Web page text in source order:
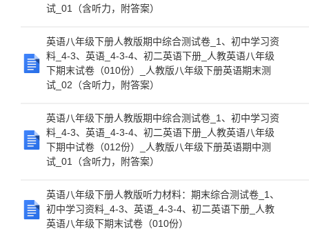
试_01（含听力，附答案）
英语八年级下册人教版期中综合测试卷_1、初中学习资
料_4-3、英语_4-3-4、初二英语下册_人教英语八年级
下期末试卷（010份）_人教版八年级下册英语期末测
试_02（含听力，附答案）
英语八年级下册人教版期中综合测试卷_1、初中学习资
料_4-3、英语_4-3-4、初二英语下册_人教英语八年级
下期中试卷（012份）_人教版八年级下册英语期中测
试_01（含听力，附答案）
英语八年级下册人教版听力材料：期末综合测试卷_1、
初中学习资料_4-3、英语_4-3-4、初二英语下册_人教
英语八年级下期末试卷（010份）